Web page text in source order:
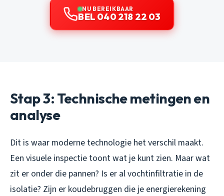
NU BEREIKBAAR
BEL 040 218 22 03
Stap 3: Technische metingen en
analyse
Dit is waar moderne technologie het verschil maakt.
Een visuele inspectie toont wat je kunt zien. Maar wat
zit er onder die pannen? Is er al vochtinfiltratie in de
isolatie? Zijn er koudebruggen die je energierekening